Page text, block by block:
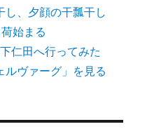
、夕顔の干瓢干し
始まる
仁田へ行ってみた
ルヴァーグ」を見る